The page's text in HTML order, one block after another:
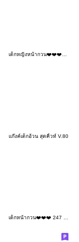
เด็กหญิงหน้ากวน❤️❤️❤️108MINI
แก๊งค์เด็กอ้วน สุดคิ้วท์ V.80